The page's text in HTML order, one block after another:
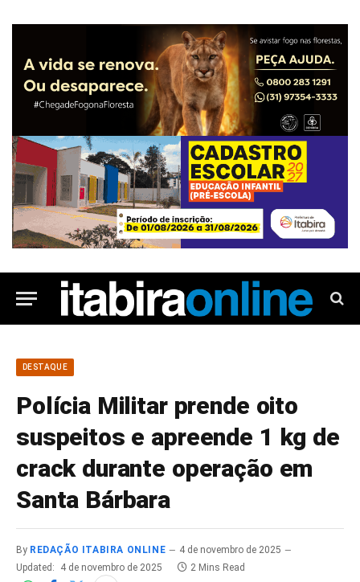
DESTAQUE
Polícia Militar prende oito
suspeitos e apreende 1 kg de
crack durante operação em
Santa Bárbara
By REDAÇÃO ITABIRA ONLINE
4 de novembro de 2025
Updated:
4 de novembro de 2025 2 Mins Read